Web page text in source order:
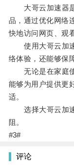
大哥云加速器是
品，通过优化网络
快地访问网页、观
使用大哥云加速
络体验，还能够保
无论是在家庭使
能够为用户提供更
适。
选择大哥云加速
阻。
#3#
评论